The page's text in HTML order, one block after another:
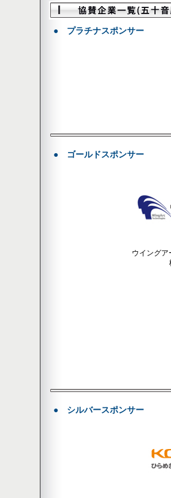
● プラチナスポンサー
● ゴールドスポンサー
ウイングア
● シルバースポンサー